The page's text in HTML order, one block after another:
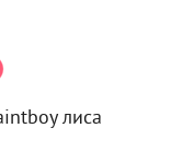
лиса